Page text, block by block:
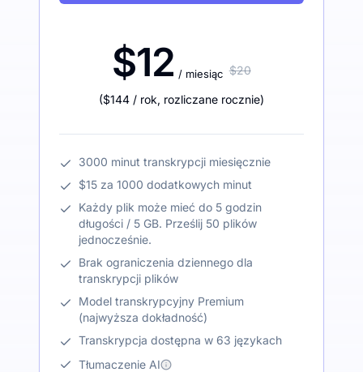
$12 / miesiąc $20
($144 / rok, rozliczane rocznie)
3000 minut transkrypcji miesięcznie
$15 za 1000 dodatkowych minut
Każdy plik może mieć do 5 godzin
długości / 5 GB. Prześlij 50 plików
jednocześnie.
Brak ograniczenia dziennego dla
transkrypcji plików
Model transkrypcyjny Premium
(najwyższa dokładność)
Transkrypcja dostępna w 63 językach
Tłumaczenie AI